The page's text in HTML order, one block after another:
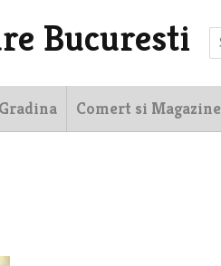
Bucuresti
Comert si Magazine